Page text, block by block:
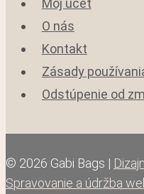
Môj účet
O nás
Kontakt
Zásady
Odstúpenie od
© 2026 Gabi Bags |
Spravovanie a údržba